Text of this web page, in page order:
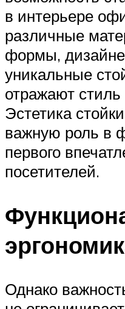
в интерьере
различные
формы,
уникальные
отражают
Эстетика
важную роль в
первого
посетителей.
Однако